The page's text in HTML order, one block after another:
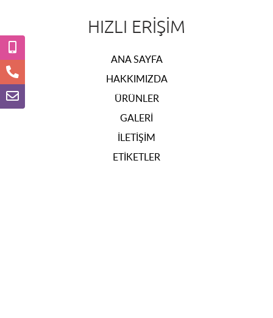
HIZLI ERIŞIM
ANA SAYFA
HAKKIMIZDA
ÜRÜNLER
GALERI
İLETIŞIM
ETIKETLER